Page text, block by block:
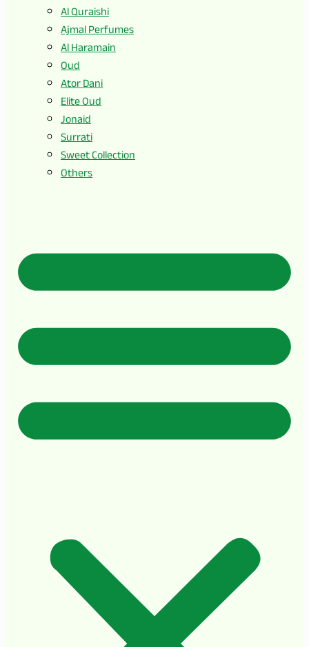
Al Quraishi
Ajmal Perfumes
Al Haramain
Oud
Ator Dani
Elite Oud
Jonaid
Surrati
Sweet Collection
Others